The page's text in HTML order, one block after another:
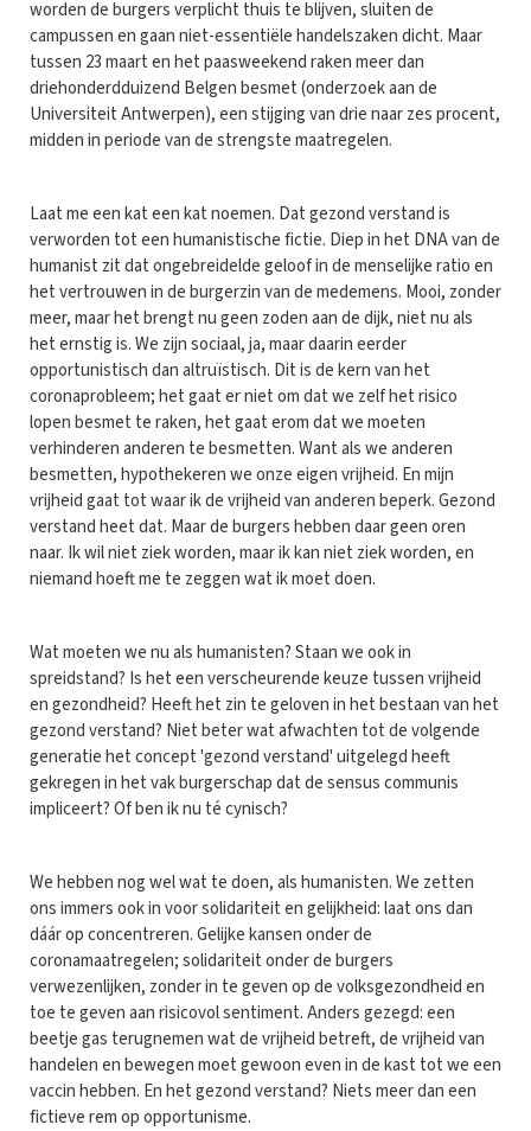
worden de burgers verplicht thuis te blijven, sluiten de
campussen en gaan niet-essentiële handelszaken dicht. Maar
tussen 23 maart en het paasweekend raken meer dan
driehonderdduizend Belgen besmet (onderzoek aan de
Universiteit Antwerpen), een stijging van drie naar zes procent,
midden in periode van de strengste maatregelen.
Laat me een kat een kat noemen. Dat gezond verstand is
verworden tot een humanistische fictie. Diep in het DNA van de
humanist zit dat ongebreidelde geloof in de menselijke ratio en
het vertrouwen in de burgerzin van de medemens. Mooi, zonder
meer, maar het brengt nu geen zoden aan de dijk, niet nu als
het ernstig is. We zijn sociaal, ja, maar daarin eerder
opportunistisch dan altruïstisch. Dit is de kern van het
coronaprobleem; het gaat er niet om dat we zelf het risico
lopen besmet te raken, het gaat erom dat we moeten
verhinderen anderen te besmetten. Want als we anderen
besmetten, hypothekeren we onze eigen vrijheid. En mijn
vrijheid gaat tot waar ik de vrijheid van anderen beperk. Gezond
verstand heet dat. Maar de burgers hebben daar geen oren
naar. Ik wil niet ziek worden, maar ik kan niet ziek worden, en
niemand hoeft me te zeggen wat ik moet doen.
Wat moeten we nu als humanisten? Staan we ook in
spreidstand? Is het een verscheurende keuze tussen vrijheid
en gezondheid? Heeft het zin te geloven in het bestaan van het
gezond verstand? Niet beter wat afwachten tot de volgende
generatie het concept 'gezond verstand' uitgelegd heeft
gekregen in het vak burgerschap dat de sensus communis
impliceert? Of ben ik nu té cynisch?
We hebben nog wel wat te doen, als humanisten. We zetten
ons immers ook in voor solidariteit en gelijkheid: laat ons dan
dáár op concentreren. Gelijke kansen onder de
coronamaatregelen; solidariteit onder de burgers
verwezenlijken, zonder in te geven op de volksgezondheid en
toe te geven aan risicovol sentiment. Anders gezegd: een
beetje gas terugnemen wat de vrijheid betreft, de vrijheid van
handelen en bewegen moet gewoon even in de kast tot we een
vaccin hebben. En het gezond verstand? Niets meer dan een
fictieve rem op opportunisme.